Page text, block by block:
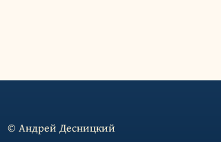
© Андрей Десницкий